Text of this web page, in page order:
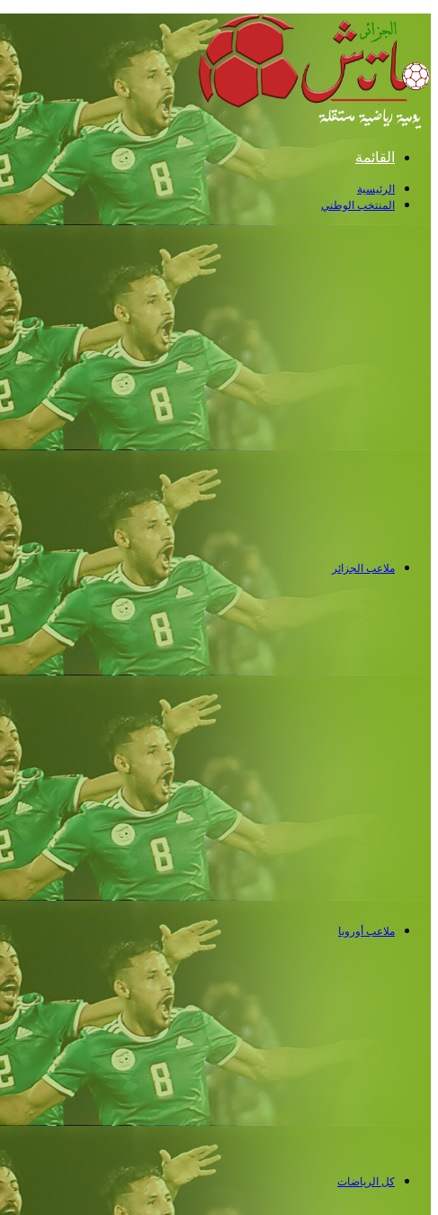
القائمة
الرئيسية
المنتخب الوطني
ملاعب الجزائر
ملاعب أوروبا
كل الرياضات